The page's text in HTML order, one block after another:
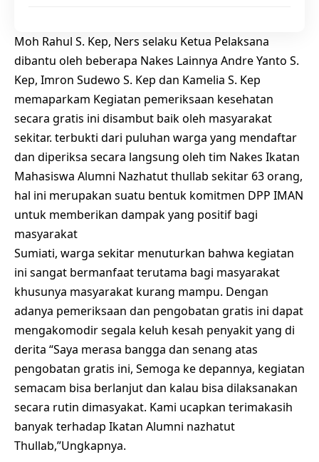
Moh Rahul S. Kep, Ners selaku Ketua Pelaksana
dibantu oleh beberapa Nakes Lainnya Andre Yanto S.
Kep, Imron Sudewo S. Kep dan Kamelia S. Kep
memaparkam Kegiatan pemeriksaan kesehatan
secara gratis ini disambut baik oleh masyarakat
sekitar. terbukti dari puluhan warga yang mendaftar
dan diperiksa secara langsung oleh tim Nakes Ikatan
Mahasiswa Alumni Nazhatut thullab sekitar 63 orang,
hal ini merupakan suatu bentuk komitmen DPP IMAN
untuk memberikan dampak yang positif bagi
masyarakat
Sumiati, warga sekitar menuturkan bahwa kegiatan
ini sangat bermanfaat terutama bagi masyarakat
khusunya masyarakat kurang mampu. Dengan
adanya pemeriksaan dan pengobatan gratis ini dapat
mengakomodir segala keluh kesah penyakit yang di
derita “Saya merasa bangga dan senang atas
pengobatan gratis ini, Semoga ke depannya, kegiatan
semacam bisa berlanjut dan kalau bisa dilaksanakan
secara rutin dimasyakat. Kami ucapkan terimakasih
banyak terhadap Ikatan Alumni nazhatut
Thullab,”Ungkapnya.